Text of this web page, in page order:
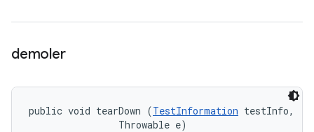
demoler
public void tearDown (TestInformation testInfo,
                Throwable e)